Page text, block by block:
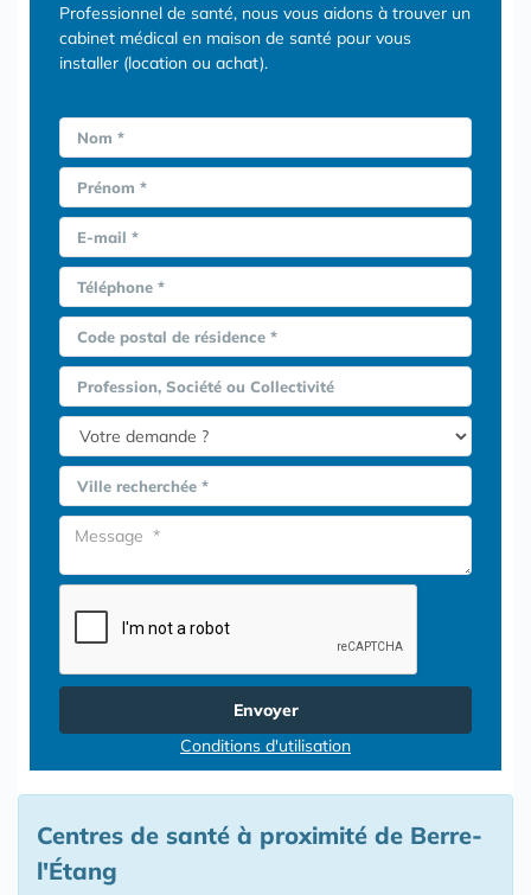
Professionnel de santé, nous vous aidons à trouver un
cabinet médical en maison de santé pour vous
installer (location ou achat).
Nom *
Prénom *
E-mail *
Téléphone *
Code postal de résidence *
Profession, Société ou Collectivité
Ville recherchée *
Envoyer
Conditions d'utilisation
Centres de santé à proximité de Berre-
l'Étang